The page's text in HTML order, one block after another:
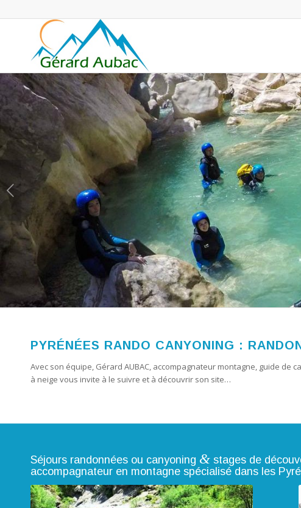
PYRÉNÉES RANDO CANYONING :
Avec son équipe, Gérard AUBAC, accompagnateur montagne, guide
à neige vous invite à le suivre et à découvrir son site…
Séjours randonnées ou canyoning & stages de
accompagnateur en montagne spécialisé dans les